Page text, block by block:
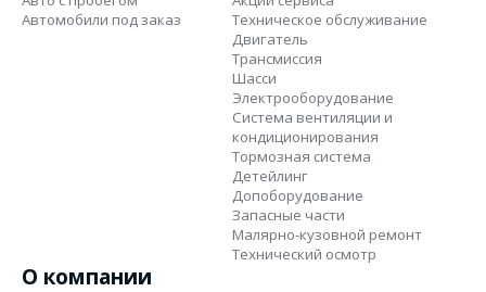
Автомобили под заказ
Техническое обслуживание
Двигатель
Трансмиссия
Шасси
Электрооборудование
Система вентиляции и
кондиционирования
Тормозная система
Детейлинг
Допоборудование
Запасные части
Малярно-кузовной ремонт
Технический осмотр
О компании